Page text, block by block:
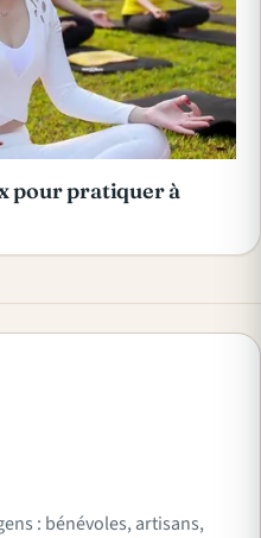
pour pratiquer à
: bénévoles, artisans,